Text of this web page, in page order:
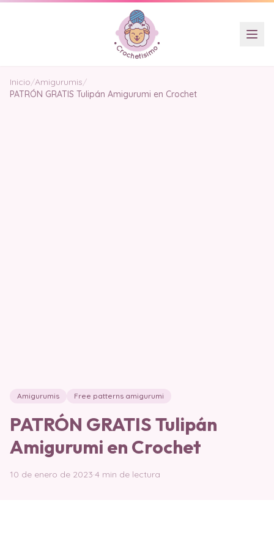
Inicio/Amigurumis/
PATRÓN GRATIS Tulipán Amigurumi en Crochet
Amigurumis Free patterns amigurumi
PATRÓN GRATIS Tulipán
Amigurumi en Crochet
10 de enero de 2023·4 min de lectura